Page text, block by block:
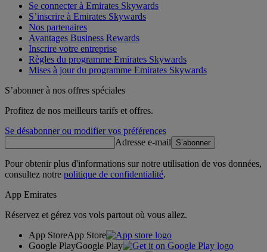
Se connecter à Emirates Skywards
S’inscrire à Emirates Skywards
Nos partenaires
Avantages Business Rewards
Inscrire votre entreprise
Règles du programme Emirates Skywards
Mises à jour du programme Emirates Skywards
S’abonner à nos offres spéciales
Profitez de nos meilleurs tarifs et offres.
Se désabonner ou modifier vos préférences
Adresse e-mail
S’abonner
Pour obtenir plus d'informations sur notre utilisation de vos données,
consultez notre politique de confidentialité.
App Emirates
Réservez et gérez vos vols partout où vous allez.
App StoreApp Store
Google PlayGoogle Play